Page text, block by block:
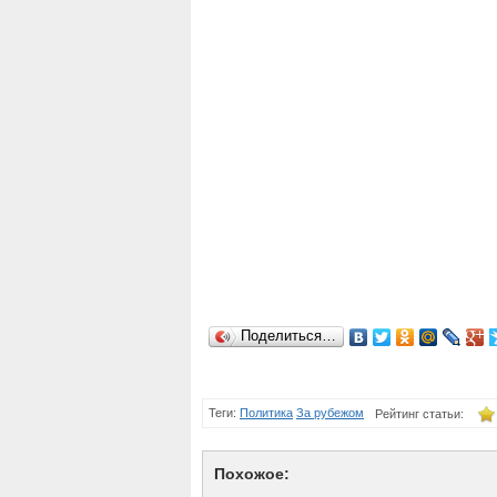
Поделиться…
Теги: Политика За рубежом Рейтинг статьи:
Похожое: